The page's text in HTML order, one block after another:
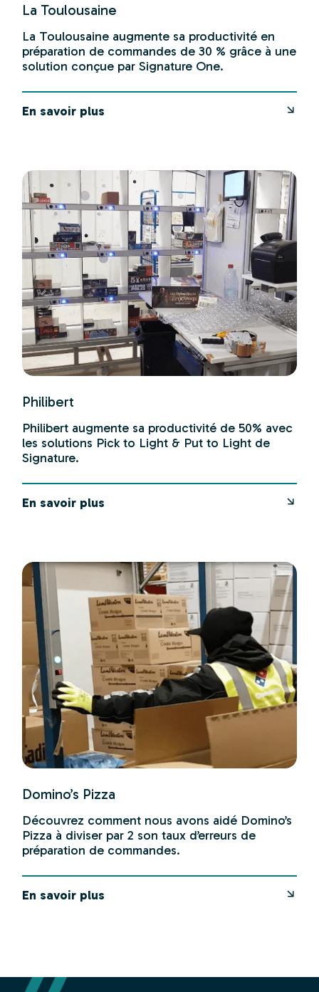
La Toulousaine
La Toulousaine augmente sa productivité en
préparation de commandes de 30 % grâce à une
solution conçue par Signature One.
En savoir plus
Philibert
Philibert augmente sa productivité de 50% avec
les solutions Pick to Light & Put to Light de
Signature.
En savoir plus
Domino’s Pizza
Découvrez comment nous avons aidé Domino’s
Pizza à diviser par 2 son taux d’erreurs de
préparation de commandes.
En savoir plus